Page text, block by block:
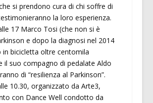
si prendono cura di chi soffre di
la loro esperienza.
17 Marco Tosi (che non si è
e dopo la diagnosi nel 2014
in bicicletta oltre centomila
il suo compagno di pedalate Aldo
di “resilienza al Parkinson”.
10.30, organizzato da Arte3,
con Dance Well condotto da